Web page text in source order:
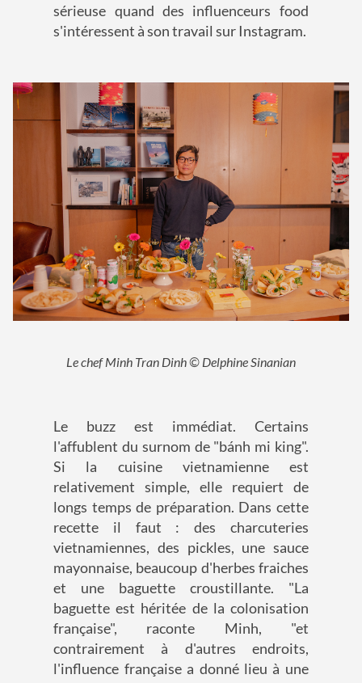
sérieuse quand des influenceurs food
s'intéressent à son travail sur Instagram.
Le chef Minh Tran Dinh © Delphine Sinanian
Le buzz est immédiat. Certains
l'affublent du surnom de "bánh mi king".
Si la cuisine vietnamienne est
relativement simple, elle requiert de
longs temps de préparation. Dans cette
recette il faut : des charcuteries
vietnamiennes, des pickles, une sauce
mayonnaise, beaucoup d'herbes fraiches
et une baguette croustillante. "La
baguette est héritée de la colonisation
française", raconte Minh, "et
contrairement à d'autres endroits,
l'influence française a donné lieu à une